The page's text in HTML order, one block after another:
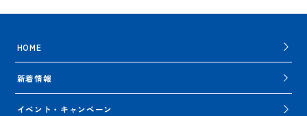
HOME
新着情報
イベント・キャンペーン